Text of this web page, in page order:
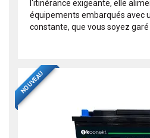
l'itinérance exigeante, elle
équipements embarqués avec
constante, que vous soyez garé
NOUVEAU